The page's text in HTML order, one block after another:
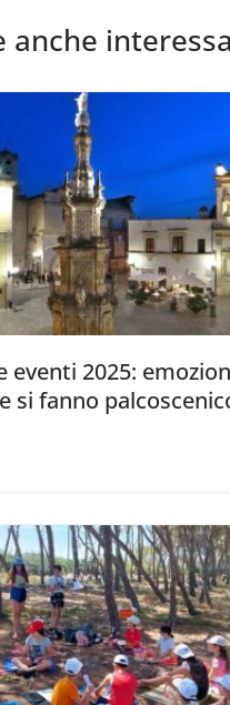
anche
eventi 2025:
si fanno